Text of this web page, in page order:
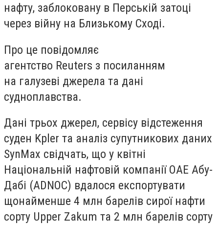
нафту, заблоковану в Перській затоці
через війну на Близькому Сході.
Про це повідомляє
агентство Reuters з посиланням
на галузеві джерела та дані
судноплавства.
Дані трьох джерел, сервісу відстеження
суден Kpler та аналіз супутникових даних
SynMax свідчать, що у квітні
Національній нафтовій компанії ОАЕ Абу-
Дабі (ADNOC) вдалося експортувати
щонайменше 4 млн барелів сирої нафти
сорту Upper Zakum та 2 млн барелів сорту